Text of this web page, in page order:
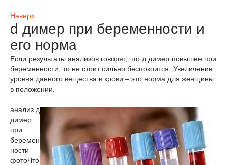
Наверх
d димер при беременности и
его норма
Если результаты анализов говорят, что д димер повышен при
беременности, то не стоит сильно беспокоится. Увеличение
уровня данного вещества в крови – это норма для женщины
в положении.
анализ д
димер
при
беремен
ности
фотоЧто